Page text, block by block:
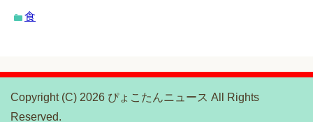
食
Copyright (C) 2026 ぴょこたんニュース All Rights
Reserved.